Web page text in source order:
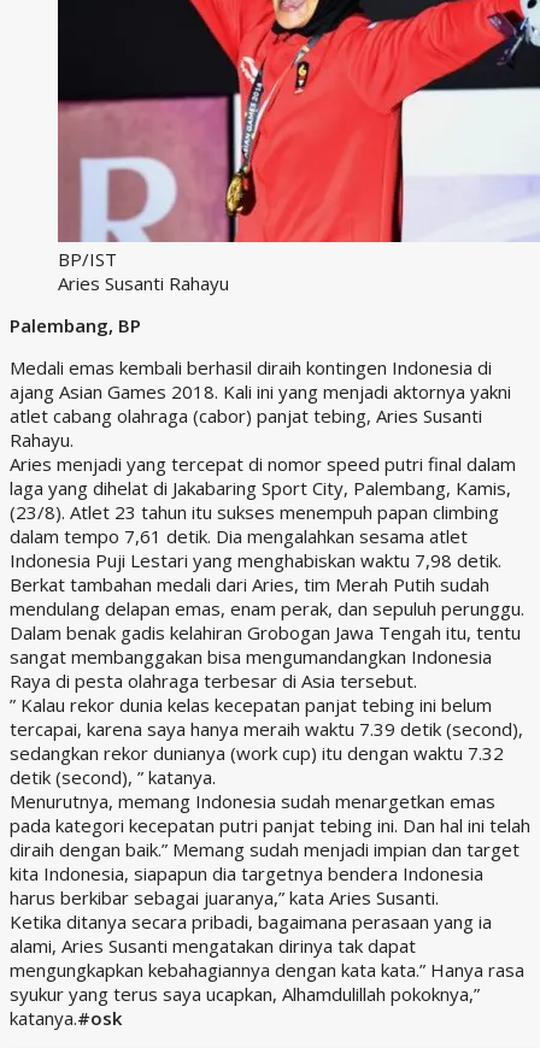
BP/IST
Aries Susanti Rahayu
Palembang, BP
Medali emas kembali berhasil diraih kontingen Indonesia di
ajang Asian Games 2018. Kali ini yang menjadi aktornya yakni
atlet cabang olahraga (cabor) panjat tebing, Aries Susanti
Rahayu.
Aries menjadi yang tercepat di nomor speed putri final dalam
laga yang dihelat di Jakabaring Sport City, Palembang, Kamis,
(23/8). Atlet 23 tahun itu sukses menempuh papan climbing
dalam tempo 7,61 detik. Dia mengalahkan sesama atlet
Indonesia Puji Lestari yang menghabiskan waktu 7,98 detik.
Berkat tambahan medali dari Aries, tim Merah Putih sudah
mendulang delapan emas, enam perak, dan sepuluh perunggu.
Dalam benak gadis kelahiran Grobogan Jawa Tengah itu, tentu
sangat membanggakan bisa mengumandangkan Indonesia
Raya di pesta olahraga terbesar di Asia tersebut.
” Kalau rekor dunia kelas kecepatan panjat tebing ini belum
tercapai, karena saya hanya meraih waktu 7.39 detik (second),
sedangkan rekor dunianya (work cup) itu dengan waktu 7.32
detik (second), ” katanya.
Menurutnya, memang Indonesia sudah menargetkan emas
pada kategori kecepatan putri panjat tebing ini. Dan hal ini telah
diraih dengan baik.” Memang sudah menjadi impian dan target
kita Indonesia, siapapun dia targetnya bendera Indonesia
harus berkibar sebagai juaranya,” kata Aries Susanti.
Ketika ditanya secara pribadi, bagaimana perasaan yang ia
alami, Aries Susanti mengatakan dirinya tak dapat
mengungkapkan kebahagiannya dengan kata kata.” Hanya rasa
syukur yang terus saya ucapkan, Alhamdulillah pokoknya,”
katanya.#osk